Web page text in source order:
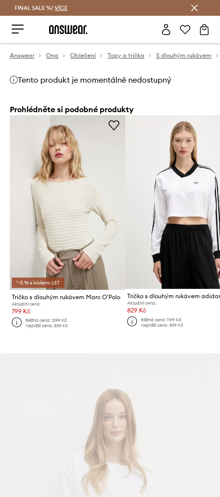
FINAL SALE %! VÍCE
Answear Ona Oblečení Topy a trička S dlouhým rukávem
Tento produkt je momentálně nedostupný
Prohlédněte si podobné produkty
*-5 % s kódem: LST
Tričko s dlouhým rukávem Marc O'Polo
Aktuální cena:
799 Kč
Běžná cena:1299 Kč
Nejnižší cena:839 Kč
Aktuální cena:
829 Kč
Běžná cena: 1199 Kč
Nejnižší cena: 899 Kč